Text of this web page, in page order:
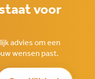
voor
advies om een
wensen past.